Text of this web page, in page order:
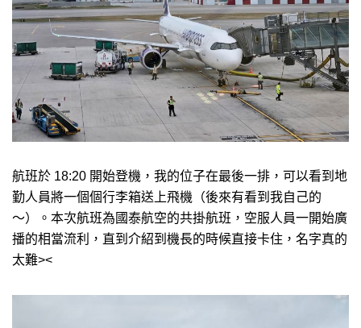
航班於 18:20 開始登機，我的位子在最後一排，可以看到地
勤人員將一個個行李箱送上飛機（後來有看到我自己的
～）。本次航班為國泰航空的共掛航班，空服人員一開始廣
播的相當流利，直到介紹到機長的時候直接卡住，名字真的
太難><